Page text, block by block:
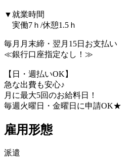
▼就業時間
実働7ｈ/休憩1.5ｈ
毎月月末締・翌月15日お支払い
≪銀行口座指定なし！≫
【日・週払いOK】
急な出費も安心♪
月に最大5回のお給料日！
毎週火曜日・金曜日に申請OK★
雇用形態
派遣